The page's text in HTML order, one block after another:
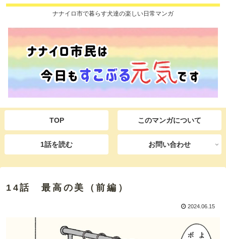
ナナイロ市で暮らす犬達の楽しい日常マンガ
TOP このマンガについて
1話を読む お問い合わせ
14話 最高の美（前編）
2024.06.15